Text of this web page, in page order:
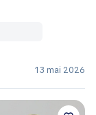
13 mai 2026